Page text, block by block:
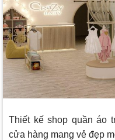
Thiết kế shop quần áo
cửa hàng mang vẻ đẹp